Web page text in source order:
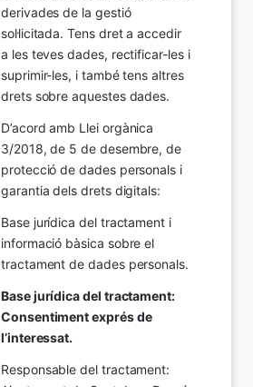
derivades de la gestió
sol·licitada. Tens dret a accedir
a les teves dades, rectificar-les i
suprimir-les, i també tens altres
drets sobre aquestes dades.
D’acord amb Llei orgànica
3/2018, de 5 de desembre, de
protecció de dades personals i
garantia dels drets digitals:
Base jurídica del tractament i
informació bàsica sobre el
tractament de dades personals.
Base jurídica del tractament:
Consentiment exprés de
l’interessat.
Responsable del tractament: